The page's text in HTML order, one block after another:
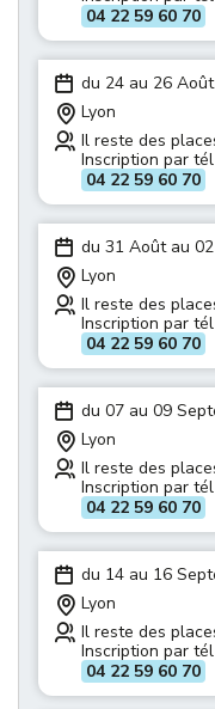
04 22 59 60 70
du 24 au 26
Lyon
Il reste des
Inscription par
04 22 59 60 70
du 31 Août au
Lyon
Il reste des
Inscription par
04 22 59 60 70
du 07 au 09
Lyon
Il reste des
Inscription par
04 22 59 60 70
du 14 au 16
Lyon
Il reste des
Inscription par
04 22 59 60 70